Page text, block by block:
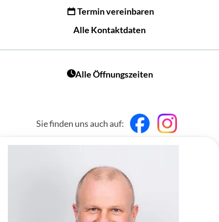
Termin vereinbaren
Alle Kontaktdaten
Alle Öffnungszeiten
Sie finden uns auch auf: